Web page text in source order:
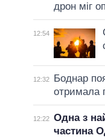
дрон міг
12:54
12:32
Боднар
отримала
12:22 Одна з
частина